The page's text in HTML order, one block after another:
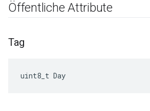
Öffentliche Attribute
Tag
uint8_t Day